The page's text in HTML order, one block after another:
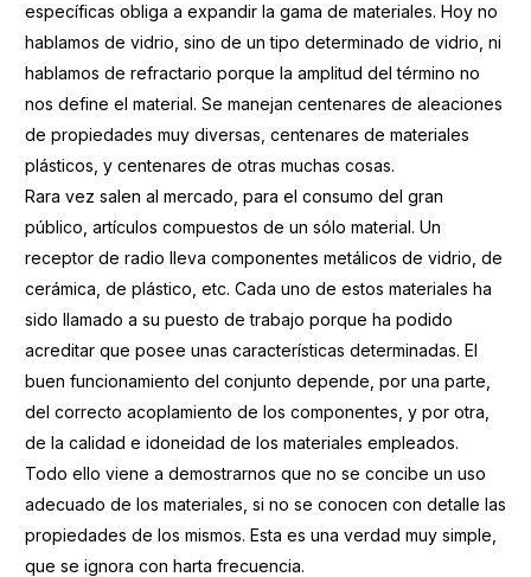
específicas obliga a expandir la gama de materiales. Hoy no
hablamos de vidrio, sino de un tipo determinado de vidrio, ni
hablamos de refractario porque la amplitud del término no
nos define el material. Se manejan centenares de aleaciones
de propiedades muy diversas, centenares de materiales
plásticos, y centenares de otras muchas cosas.
Rara vez salen al mercado, para el consumo del gran
público, artículos compuestos de un sólo material. Un
receptor de radio lleva componentes metálicos de vidrio, de
cerámica, de plástico, etc. Cada uno de estos materiales ha
sido llamado a su puesto de trabajo porque ha podido
acreditar que posee unas características determinadas. El
buen funcionamiento del conjunto depende, por una parte,
del correcto acoplamiento de los componentes, y por otra,
de la calidad e idoneidad de los materiales empleados.
Todo ello viene a demostrarnos que no se concibe un uso
adecuado de los materiales, si no se conocen con detalle las
propiedades de los mismos. Esta es una verdad muy simple,
que se ignora con harta frecuencia.